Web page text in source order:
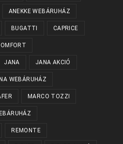
ANEKKE WEBÁRUHÁZ
BUGATTI CAPRICE
JANA JANA AKCIÓ
WEBÁRUHÁZ
MARCO TOZZI
REMONTE